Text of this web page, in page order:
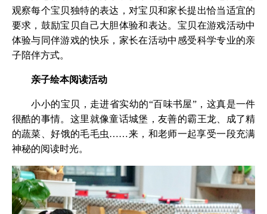
观察每个宝贝独特的表达，对宝贝和家长提出恰当适宜的
要求，鼓励宝贝自己大胆体验和表达。宝贝在游戏活动中
体验与同伴游戏的快乐，家长在活动中感受科学专业的亲
子陪伴方式。
亲子绘本阅读活动
小小的宝贝，走进省实幼的“百味书屋”，这真是一件
很酷的事情。这里就像童话城堡，友善的霸王龙、成了精
的蔬菜、好饿的毛毛虫……来，和老师一起享受一段充满
神秘的阅读时光。